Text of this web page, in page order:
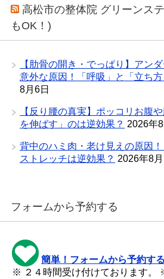
高松市の整体院 グリーンス
もOK！)
【肋骨の開き・でっぱり】アン
意外な原因！「呼吸」と「立ち
8月6日
【反り腰の真実】ポッコリお腹
を伸ばす」のは逆効果？ 2026年
背中のハミ肉・老け見えの原因！
ストレッチは逆効果？ 2026年8月
フォームから予約する
簡単！フォームから予約す
※ ２４時間受け付けております。